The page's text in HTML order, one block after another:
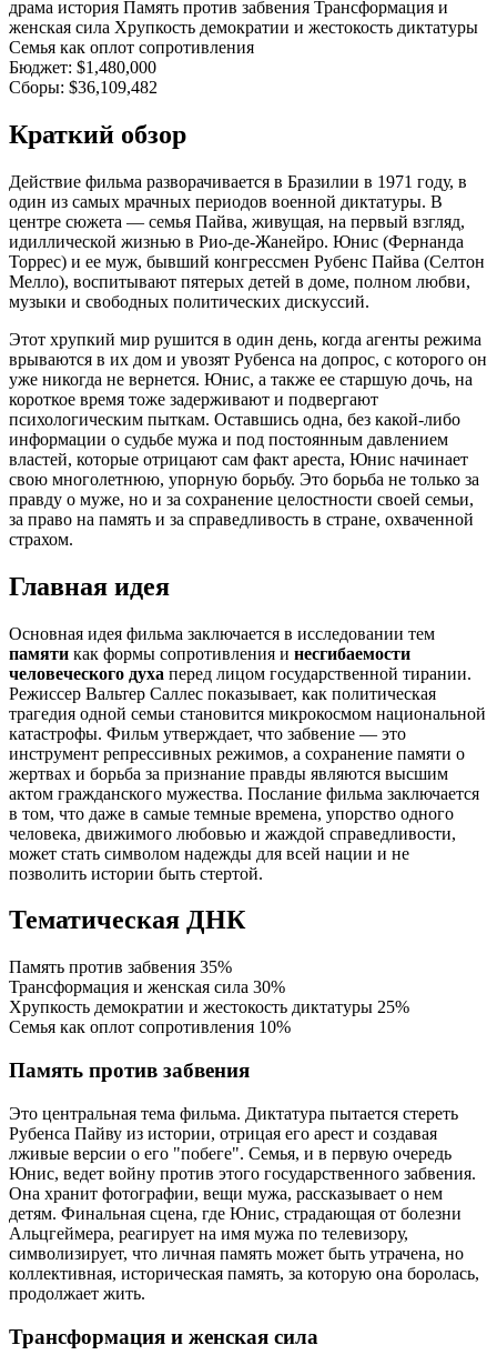
драма история Память против забвения Трансформация и
женская сила Хрупкость демократии и жестокость диктатуры
Семья как оплот сопротивления
Бюджет: $1,480,000
Сборы: $36,109,482
Краткий обзор
Действие фильма разворачивается в Бразилии в 1971 году, в
один из самых мрачных периодов военной диктатуры. В
центре сюжета — семья Пайва, живущая, на первый взгляд,
идиллической жизнью в Рио-де-Жанейро. Юнис (Фернанда
Торрес) и ее муж, бывший конгрессмен Рубенс Пайва (Селтон
Мелло), воспитывают пятерых детей в доме, полном любви,
музыки и свободных политических дискуссий.
Этот хрупкий мир рушится в один день, когда агенты режима
врываются в их дом и увозят Рубенса на допрос, с которого он
уже никогда не вернется. Юнис, а также ее старшую дочь, на
короткое время тоже задерживают и подвергают
психологическим пыткам. Оставшись одна, без какой-либо
информации о судьбе мужа и под постоянным давлением
властей, которые отрицают сам факт ареста, Юнис начинает
свою многолетнюю, упорную борьбу. Это борьба не только за
правду о муже, но и за сохранение целостности своей семьи,
за право на память и за справедливость в стране, охваченной
страхом.
Главная идея
Основная идея фильма заключается в исследовании тем
памяти как формы сопротивления и несгибаемости
человеческого духа перед лицом государственной тирании.
Режиссер Вальтер Саллес показывает, как политическая
трагедия одной семьи становится микрокосмом национальной
катастрофы. Фильм утверждает, что забвение — это
инструмент репрессивных режимов, а сохранение памяти о
жертвах и борьба за признание правды являются высшим
актом гражданского мужества. Послание фильма заключается
в том, что даже в самые темные времена, упорство одного
человека, движимого любовью и жаждой справедливости,
может стать символом надежды для всей нации и не
позволить истории быть стертой.
Тематическая ДНК
Память против забвения 35%
Трансформация и женская сила 30%
Хрупкость демократии и жестокость диктатуры 25%
Семья как оплот сопротивления 10%
Память против забвения
Это центральная тема фильма. Диктатура пытается стереть
Рубенса Пайву из истории, отрицая его арест и создавая
лживые версии о его "побеге". Семья, и в первую очередь
Юнис, ведет войну против этого государственного забвения.
Она хранит фотографии, вещи мужа, рассказывает о нем
детям. Финальная сцена, где Юнис, страдающая от болезни
Альцгеймера, реагирует на имя мужа по телевизору,
символизирует, что личная память может быть утрачена, но
коллективная, историческая память, за которую она боролась,
продолжает жить.
Трансформация и женская сила